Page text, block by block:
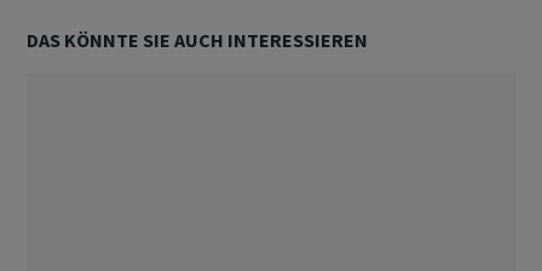
DAS KÖNNTE SIE AUCH INTERESSIEREN